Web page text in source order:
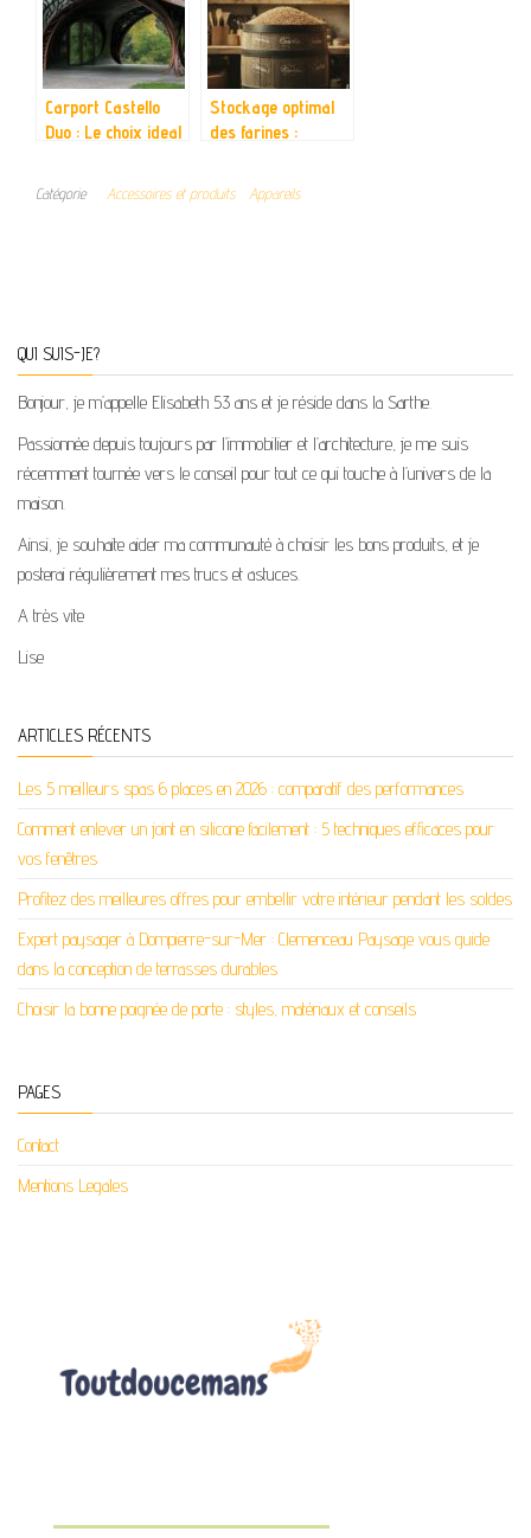
Carport Castello
Duo : Le choix ideal
serenite
Stockage optimal
des farines :
hermétique
Catégorie Accessoires et produits Appareils
QUI SUIS-JE?
Bonjour, je m’appelle Elisabeth 53 ans et je réside dans la Sarthe.
Passionnée depuis toujours par l’immobilier et l’architecture, je me suis
récemment tournée vers le conseil pour tout ce qui touche à l’univers de la
maison.
Ainsi, je souhaite aider ma communauté à choisir les bons produits, et je
posterai régulièrement mes trucs et astuces.
A très vite
Lise
ARTICLES RÉCENTS
Les 5 meilleurs spas 6 places en 2026 : comparatif des performances
Comment enlever un joint en silicone facilement : 5 techniques efficaces pour
vos fenêtres
Profitez des meilleures offres pour embellir votre intérieur pendant les soldes
Expert paysager à Dompierre-sur-Mer : Clemenceau Paysage vous guide
dans la conception de terrasses durables
Choisir la bonne poignée de porte : styles, matériaux et conseils
PAGES
Contact
Mentions Legales